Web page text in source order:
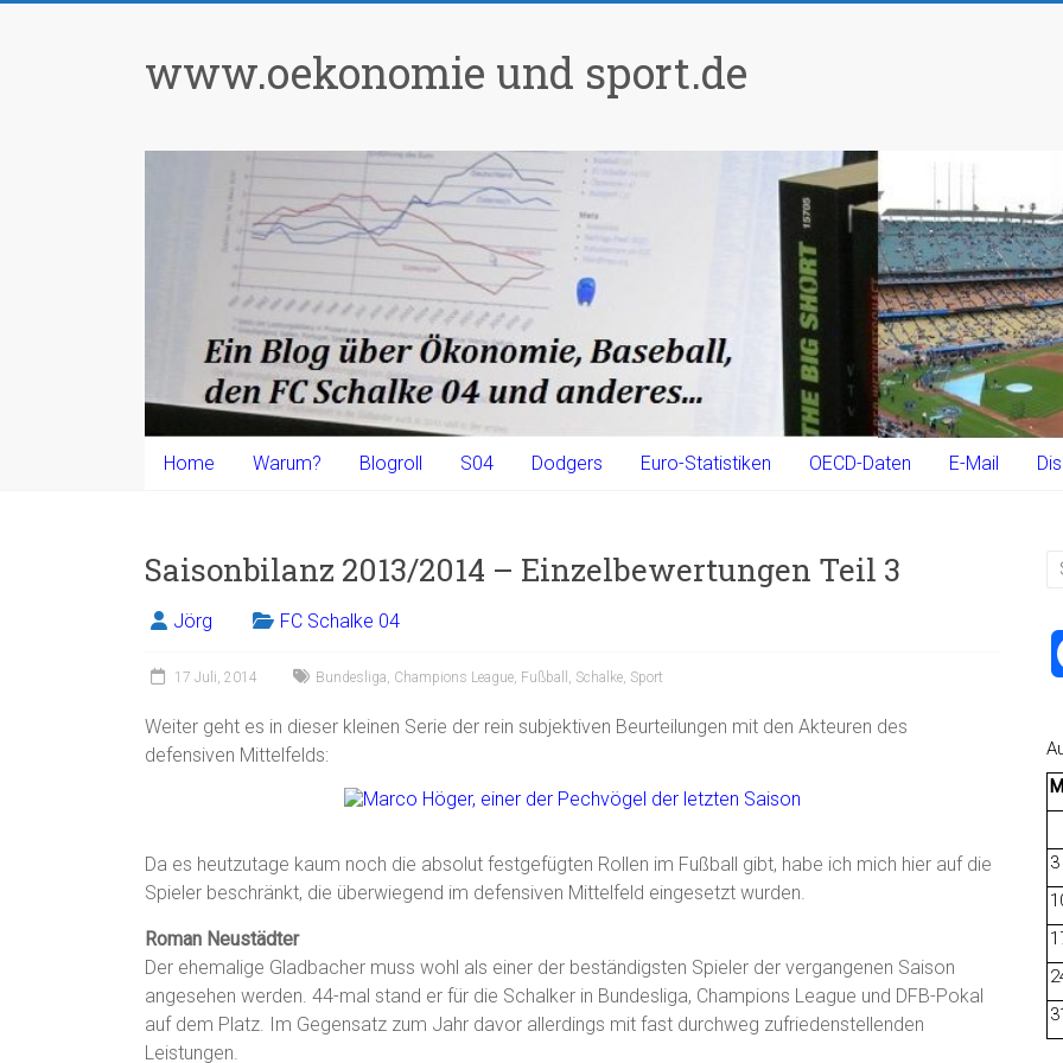
www.oekonomie und sport.de
Home Warum? Blogroll S04 Dodgers Euro-Statistiken OECD-Daten E-Mail
Saisonbilanz 2013/2014 – Einzelbewertungen Teil 3
Jörg FC Schalke 04
17 Juli, 2014 Bundesliga Champions League Fußball Schalke Sport
Weiter geht es in dieser kleinen Serie der rein subjektiven Beurteilungen mit den Akteuren des
defensiven Mittelfelds:
Da es heutzutage kaum noch die absolut festgefügten Rollen im Fußball gibt, habe ich mich hier auf die
Spieler beschränkt, die überwiegend im defensiven Mittelfeld eingesetzt wurden.
Roman Neustädter
Der ehemalige Gladbacher muss wohl als einer der beständigsten Spieler der vergangenen Saison
angesehen werden. 44-mal stand er für die Schalker in Bundesliga, Champions League und DFB-Pokal
auf dem Platz. Im Gegensatz zum Jahr davor allerdings mit fast durchweg zufriedenstellenden
Leistungen.
M
3